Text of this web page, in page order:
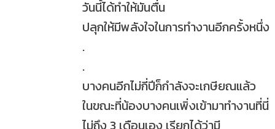
วันนี้ได้ทำให้มันตื่น
ปลุกให้มีพลังใจในการทำงานอีกครั้งหนึ่ง
.
.
บางคนอีกไม่กี่ปีก็กำลังจะเกษียณแล้ว
ในขณะที่น้องบางคนเพิ่งเข้ามาทำงานที่นี่
ไม่ถึง 3 เดือนเอง เรียกได้ว่ามี